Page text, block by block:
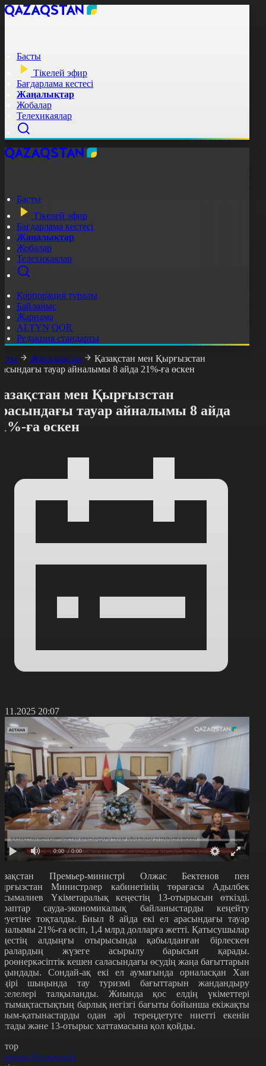
Басты
Тікелей эфир
Бағдарлама кестесі
Жаңалықтар
Жобалар
Телехикаялар
Басты
Тікелей эфир
Бағдарлама кестесі
Жаңалықтар
Жобалар
Телехикаялар
Корпорация туралы
Байланыс
Жарнама
ALTYN QOR
Редакция стандарты
Жаңалықтар
Қазақстан мен Қырғызстан
тауар айналымы 8 айда 21%-ға өскен
мен Қырғызстан
тауар айналымы 8 айда
ға өскен
20:07
0:00 / 0:00
Премьер-министрі Олжас Бектенов пен
Министрлер кабинетінің төрағасы Адылбек
Үкіметаралық кеңестің 13-отырысын өткізді.
сауда-экономикалық байланыстарды кеңейту
тоқталды. Биыл 8 айда екі ел арасындағы тауар
21%-ға өсіп, 1,4 млрд долларға жетті. Қатысушылар
алдыңғы отырысында қабылданған бірлескен
жүзеге асырылу барысын қарады.
кешен саласындағы өсудің жаңа бағыттарын
Сондай-ақ екі ел аумағында орналасқан Хан
шыңында тау туризмі бағыттарын жандандыру
талқыланды. Жиында қос елдің үкіметтері
барлық негізгі бағыты бойынша екіжақты
қатынастарды одан әрі тереңдетуге ниетті екенін
және 13-отырыс хаттамасына қол қойды.
Нұрсолтан